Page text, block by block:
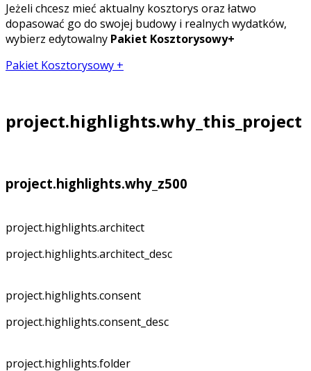
Jeżeli chcesz mieć aktualny kosztorys oraz łatwo
dopasować go do swojej budowy i realnych wydatków,
wybierz edytowalny Pakiet Kosztorysowy+
Pakiet Kosztorysowy +
project.highlights.why_this_project
project.highlights.why_z500
project.highlights.architect
project.highlights.architect_desc
project.highlights.consent
project.highlights.consent_desc
project.highlights.folder